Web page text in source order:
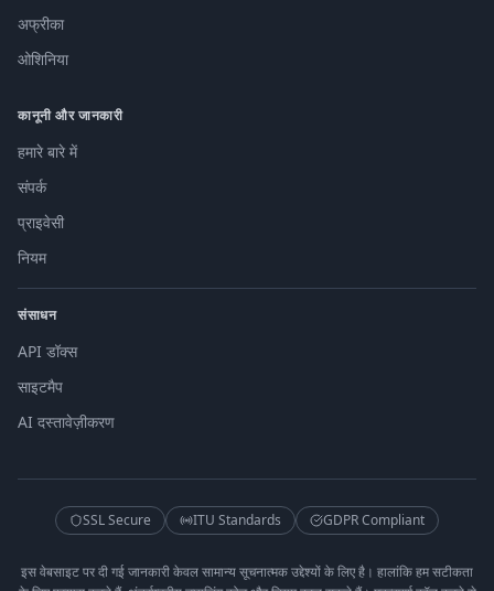
अफ्रीका
ओशिनिया
कानूनी और जानकारी
हमारे बारे में
संपर्क
प्राइवेसी
नियम
संसाधन
API डॉक्स
साइटमैप
AI दस्तावेज़ीकरण
SSL Secure ITU Standards GDPR Compliant
इस वेबसाइट पर दी गई जानकारी केवल सामान्य सूचनात्मक उद्देश्यों के लिए है। हालांकि हम सटीकता